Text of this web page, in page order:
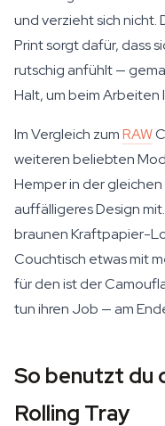
und verzieht sich
Print sorgt dafür, dass
rutschig anfühlt —
Halt, um beim Arbeiten
Im Vergleich zumRAW
weiteren beliebten
Hemper in der
auffälligeres Design
braunen Kraftpapier-
Couchtisch etwas mit
für den ist der
tun ihren Job — am
So benutzt du
Rolling Tray